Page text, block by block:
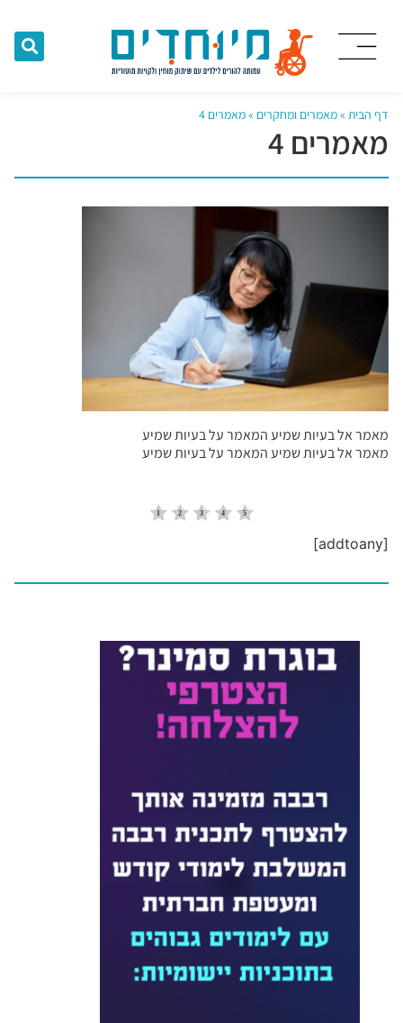
דף הבית »מאמרים ומחקרים »מאמרים 4
מאמרים 4
מאמר אל בעיות שמיע המאמר על בעיות שמיע
מאמר אל בעיות שמיע המאמר על בעיות שמיע
[addtoany]